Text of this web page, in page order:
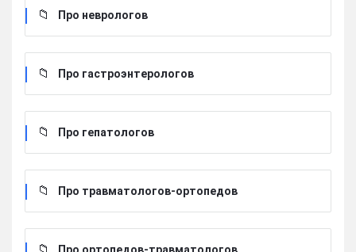
Про неврологов
Про гастроэнтерологов
Про гепатологов
Про травматологов-ортопедов